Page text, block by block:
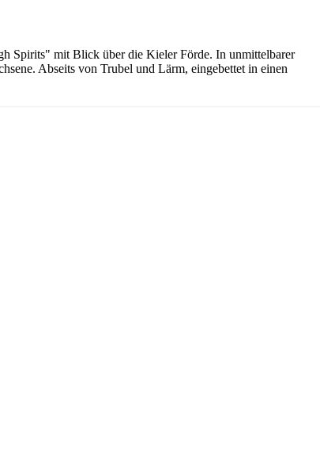
Spirits" mit Blick über die Kieler Förde. In unmittelbarer
Abseits von Trubel und Lärm, eingebettet in einen